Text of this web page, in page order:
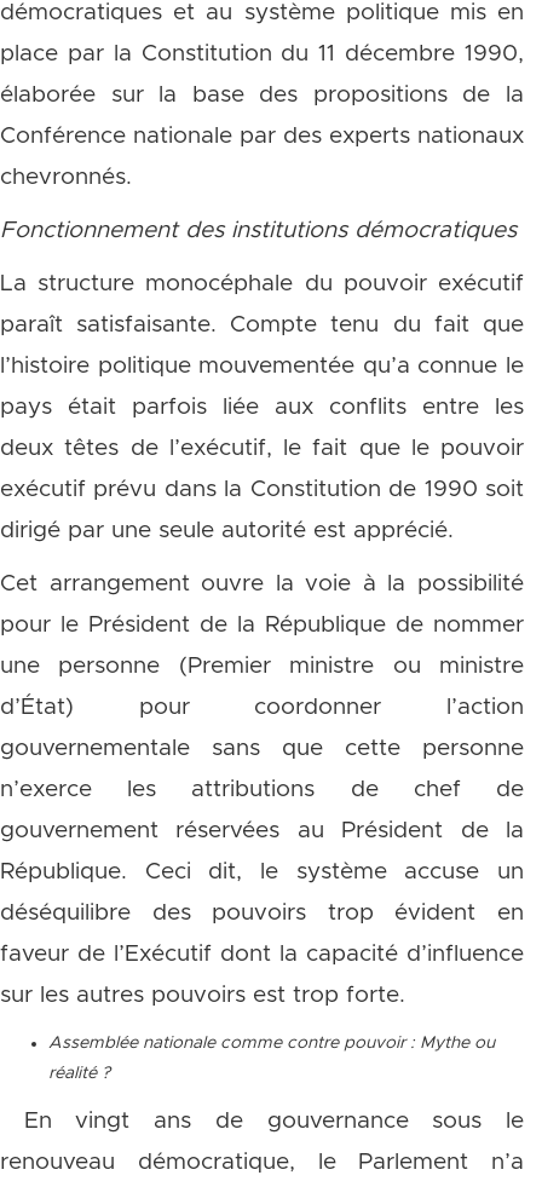
démocratiques et au système politique mis en
place par la Constitution du 11 décembre 1990,
élaborée sur la base des propositions de la
Conférence nationale par des experts nationaux
chevronnés.
Fonctionnement des institutions démocratiques
La structure monocéphale du pouvoir exécutif
paraît satisfaisante. Compte tenu du fait que
l’histoire politique mouvementée qu’a connue le
pays était parfois liée aux conflits entre les
deux têtes de l’exécutif, le fait que le pouvoir
exécutif prévu dans la Constitution de 1990 soit
dirigé par une seule autorité est apprécié.
Cet arrangement ouvre la voie à la possibilité
pour le Président de la République de nommer
une personne (Premier ministre ou ministre
d’État) pour coordonner l’action
gouvernementale sans que cette personne
n’exerce les attributions de chef de
gouvernement réservées au Président de la
République. Ceci dit, le système accuse un
déséquilibre des pouvoirs trop évident en
faveur de l’Exécutif dont la capacité d’influence
sur les autres pouvoirs est trop forte.
Assemblée nationale comme contre pouvoir : Mythe ou
réalité ?
En vingt ans de gouvernance sous le
renouveau démocratique, le Parlement n’a